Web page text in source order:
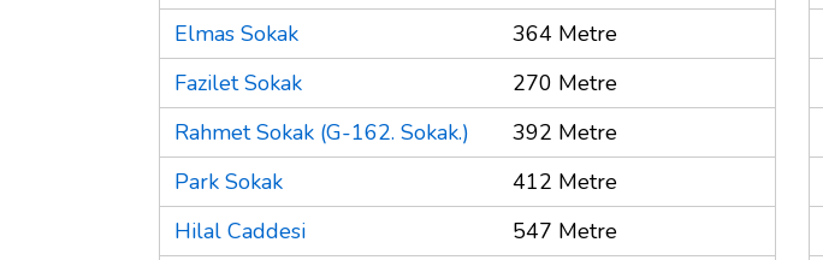
Elmas Sokak
364 Metre
Fazilet Sokak
270 Metre
Rahmet Sokak (G-162. Sokak.)
392 Metre
Park Sokak
412 Metre
Hilal Caddesi
547 Metre